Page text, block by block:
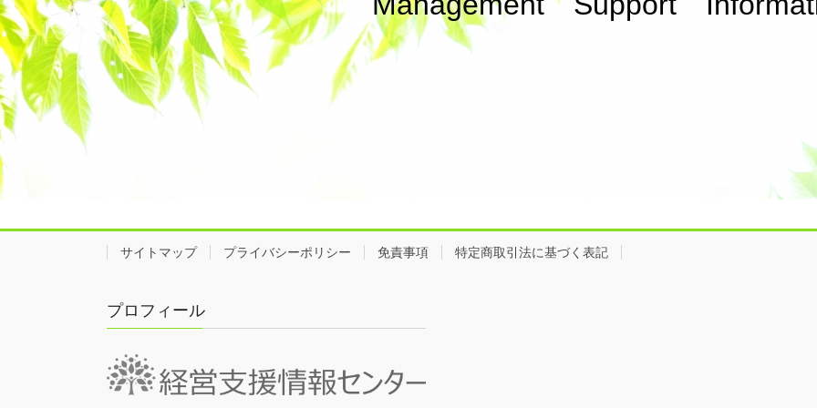
サイトマップ プライバシーポリシー 免責事項 特定商取引法に基づく表記
プロフィール